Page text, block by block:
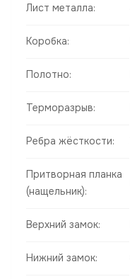
Лист металла:
Коробка:
Полотно:
Терморазрыв:
Ребра жёсткости:
Притворная планка
(нащельник):
Верхний замок:
Нижний замок: